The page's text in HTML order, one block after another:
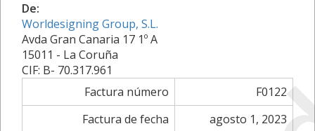
De:
Worldesigning Group, S.L.
Avda Gran Canaria 17 1º A
15011 - La Coruña
CIF: B- 70.317.961
Factura número
F0122
Factura de fecha
agosto 1, 2023